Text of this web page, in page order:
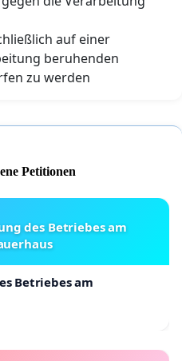
auf einer
beruhenden
zu werden
Petitionen
des Betriebes am
Betriebes am